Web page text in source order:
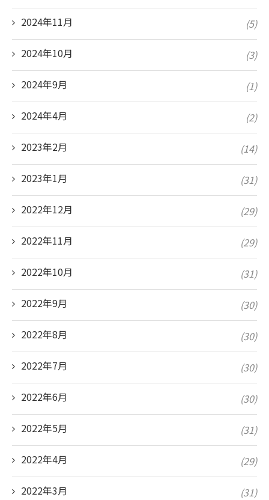
2024年11月 (5)
2024年10月 (3)
2024年9月 (1)
2024年4月 (2)
2023年2月 (14)
2023年1月 (31)
2022年12月 (29)
2022年11月 (29)
2022年10月 (31)
2022年9月 (30)
2022年8月 (30)
2022年7月 (30)
2022年6月 (30)
2022年5月 (31)
2022年4月 (29)
2022年3月 (31)